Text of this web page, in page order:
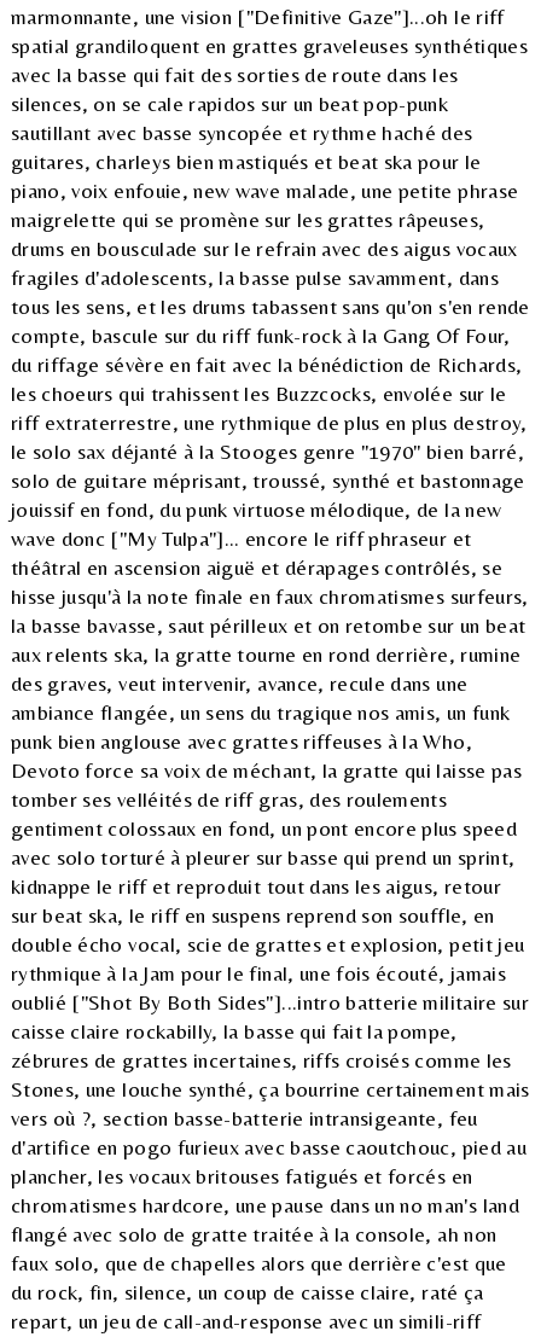
marmonnante, une vision ["Definitive Gaze"]...oh le riff
spatial grandiloquent en grattes graveleuses synthétiques
avec la basse qui fait des sorties de route dans les
silences, on se cale rapidos sur un beat pop-punk
sautillant avec basse syncopée et rythme haché des
guitares, charleys bien mastiqués et beat ska pour le
piano, voix enfouie, new wave malade, une petite phrase
maigrelette qui se promène sur les grattes râpeuses,
drums en bousculade sur le refrain avec des aigus vocaux
fragiles d'adolescents, la basse pulse savamment, dans
tous les sens, et les drums tabassent sans qu'on s'en rende
compte, bascule sur du riff funk-rock à la Gang Of Four,
du riffage sévère en fait avec la bénédiction de Richards,
les choeurs qui trahissent les Buzzcocks, envolée sur le
riff extraterrestre, une rythmique de plus en plus destroy,
le solo sax déjanté à la Stooges genre "1970" bien barré,
solo de guitare méprisant, troussé, synthé et bastonnage
jouissif en fond, du punk virtuose mélodique, de la new
wave donc ["My Tulpa"]... encore le riff phraseur et
théâtral en ascension aiguë et dérapages contrôlés, se
hisse jusqu'à la note finale en faux chromatismes surfeurs,
la basse bavasse, saut périlleux et on retombe sur un beat
aux relents ska, la gratte tourne en rond derrière, rumine
des graves, veut intervenir, avance, recule dans une
ambiance flangée, un sens du tragique nos amis, un funk
punk bien anglouse avec grattes riffeuses à la Who,
Devoto force sa voix de méchant, la gratte qui laisse pas
tomber ses velléités de riff gras, des roulements
gentiment colossaux en fond, un pont encore plus speed
avec solo torturé à pleurer sur basse qui prend un sprint,
kidnappe le riff et reproduit tout dans les aigus, retour
sur beat ska, le riff en suspens reprend son souffle, en
double écho vocal, scie de grattes et explosion, petit jeu
rythmique à la Jam pour le final, une fois écouté, jamais
oublié ["Shot By Both Sides"]...intro batterie militaire sur
caisse claire rockabilly, la basse qui fait la pompe,
zébrures de grattes incertaines, riffs croisés comme les
Stones, une louche synthé, ça bourrine certainement mais
vers où ?, section basse-batterie intransigeante, feu
d'artifice en pogo furieux avec basse caoutchouc, pied au
plancher, les vocaux britouses fatigués et forcés en
chromatismes hardcore, une pause dans un no man's land
flangé avec solo de gratte traitée à la console, ah non
faux solo, que de chapelles alors que derrière c'est que
du rock, fin, silence, un coup de caisse claire, raté ça
repart, un jeu de call-and-response avec un simili-riff